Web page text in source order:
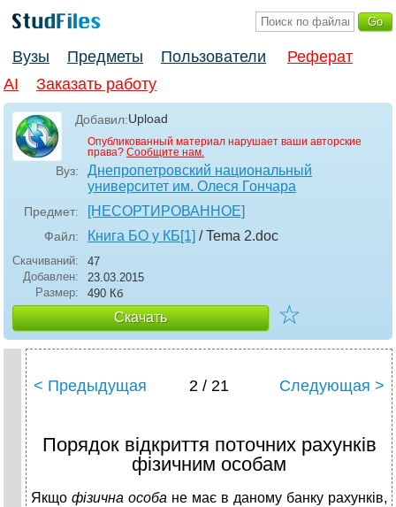
Вузы Предметы Пользователи
Реферат
AI
Заказать работу
Добавил:Upload
Опубликованный материал нарушает ваши авторские
права? Сообщите нам.
Вуз:
Днепропетровский национальный
университет им. Олеся Гончара
Предмет: [НЕСОРТИРОВАННОЕ]
Файл: Книга БО у КБ[1] / Tema 2.doc
Скачиваний:
47
Добавлен:
23.03.2015
Размер:
490 Кб
Скачать ☆
< Предыдущая 2 / 21 Следующая >
Порядок відкриття поточних рахунків
фізичним особам
Якщо фізична особа не має в даному банку рахунків,